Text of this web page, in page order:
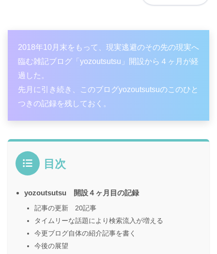
2018年10月末をもって、現実逃避のその先の現実へ
臨む雑記ブログ「yozoutsutsu」開設から４ヶ月が経
過した。
先月に引き続き、このブログyozoutsutsuのこのひと
つきの記録を残しておく。
目次
yozoutsutsu 開設４ヶ月目の記録
記事の更新 20記事
タイムリーな話題により検索流入が増える
今更ブログ自体の紹介記事を書く
今後の展望